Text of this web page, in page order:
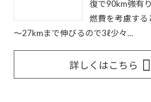
復で90km強有
燃費を考慮す
～27kmまで伸びるので3ℓ少々...
詳しくはこちら